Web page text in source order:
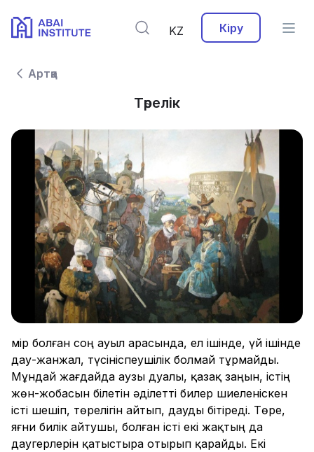
KZ Кіру
Артқа
Төрелік
Өмір болған соң ауыл арасында, ел ішінде, үй ішінде
дау-жанжал, түсініспеушілік болмай тұрмайды.
Мұндай жағдайда аузы дуалы, қазақ заңын, істің
жөн-жобасын білетін әділетті билер шиеленіскен
істі шешіп, төрелігін айтып, дауды бітіреді. Төре,
яғни билік айтушы, болған істі екі жақтың да
даугерлерін қатыстыра отырып қарайды. Екі